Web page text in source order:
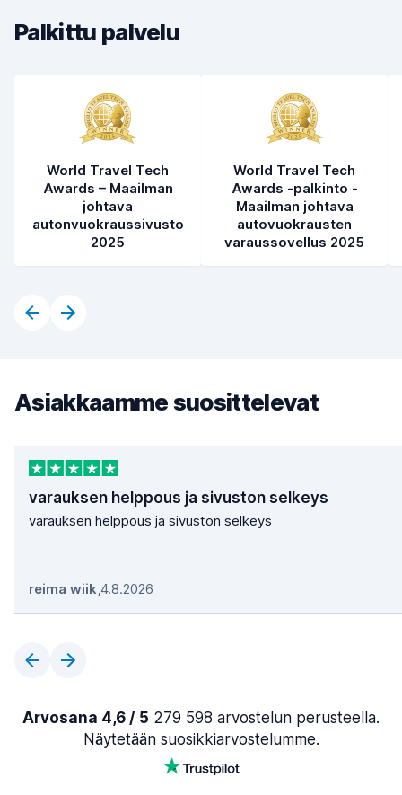
Auton kunto
Palkittu palvelu
World Travel Tech
Awards – Maailman
johtava
autonvuokraussivusto
2025
World Travel Tech
Awards -palkinto -
Maailman johtava
autovuokrausten
varaussovellus 2025
Asiakkaamme suosittelevat
varauksen helppous ja sivuston selkeys
varauksen helppous ja sivuston selkeys
reima wiik,4.8.2026
Arvosana 4,6 / 5 279 598 arvostelun perusteella.
Näytetään suosikkiarvostelumme.